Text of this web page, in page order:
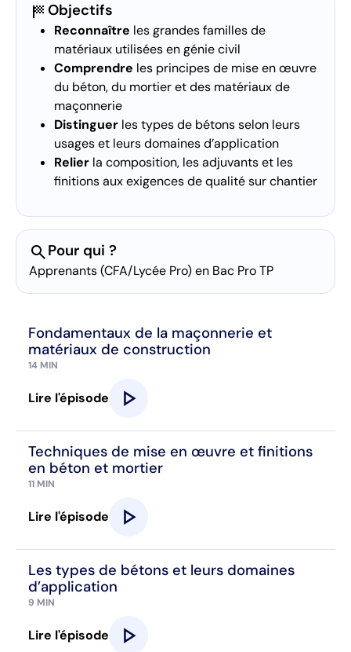
sports_score Objectifs
Reconnaître les grandes familles de
matériaux utilisées en génie civil
Comprendre les principes de mise en œuvre
du béton, du mortier et des matériaux de
maçonnerie
Distinguer les types de bétons selon leurs
usages et leurs domaines d’application
Relier la composition, les adjuvants et les
finitions aux exigences de qualité sur chantier
searchPour qui ?
Apprenants (CFA/Lycée Pro) en Bac Pro TP
Fondamentaux de la maçonnerie et
matériaux de construction
14 MIN
Lire l'épisode play_arrow
Techniques de mise en œuvre et finitions
en béton et mortier
11 MIN
Lire l'épisode play_arrow
Les types de bétons et leurs domaines
d’application
9 MIN
Lire l'épisode play_arrow